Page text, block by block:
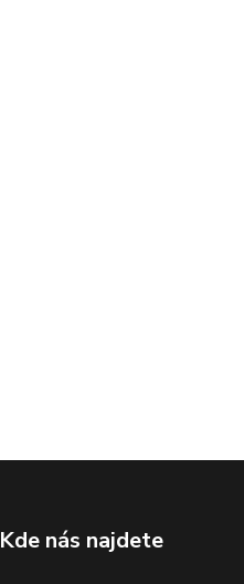
Kde nás najdete